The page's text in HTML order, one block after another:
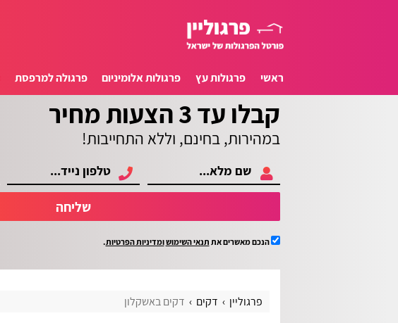
ראשי פרגולות עץ פרגולות אלומיניום פרגולה למרפסת
קבלו עד 3 הצעות מחיר
במהירות, בחינם, וללא התחייבות!
שליחה
הנכם מאשרים את תנאי השימושומדיניות הפרטיות.
פרגוליין דקים דקים באשקלון